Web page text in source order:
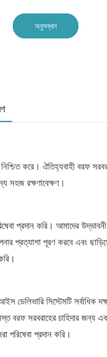
অনুসন্ধান
করে। ঐতিহ্যবাহী বরফ
সহজ রক্ষণাবেক্ষণ।
প্রদান করি। আমাদের
প্রত্যাশা পূরণ করবে এবং
সিস্টেমটি
বরফ সরবরাহের চাহিদার জন্য
প্রদান করি।